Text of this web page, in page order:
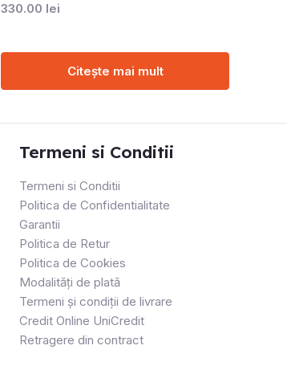
330.00 lei
Citește mai mult
Termeni si Conditii
Termeni si Conditii
Politica de Confidentialitate
Garantii
Politica de Retur
Politica de Cookies
Modalități de plată
Termeni și condiții de livrare
Credit Online UniCredit
Retragere din contract